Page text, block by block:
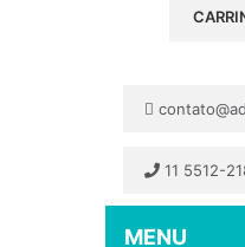
11 5512-